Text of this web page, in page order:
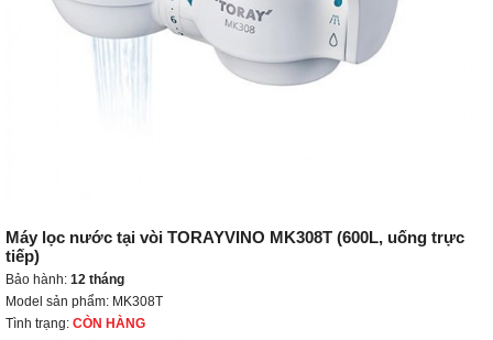
Máy lọc nước tại vòi TORAYVINO MK308T (600L, uống trực
tiếp)
Bảo hành: 12 tháng
Model sản phẩm: MK308T
Tình trạng: CÒN HÀNG